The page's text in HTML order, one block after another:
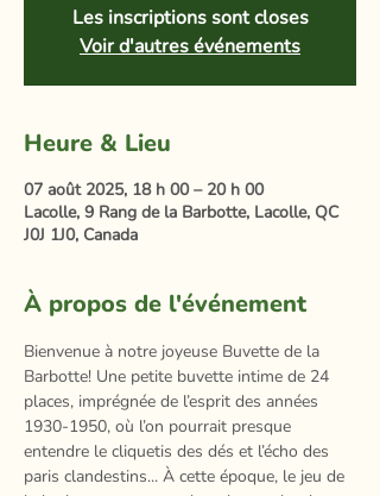
Les inscriptions sont closes
Voir d'autres événements
Heure & Lieu
07 août 2025, 18 h 00 – 20 h 00
Lacolle, 9 Rang de la Barbotte, Lacolle, QC
J0J 1J0, Canada
À propos de l'événement
Bienvenue à notre joyeuse Buvette de la
Barbotte! Une petite buvette intime de 24
places, imprégnée de l’esprit des années
1930-1950, où l’on pourrait presque
entendre le cliquetis des dés et l’écho des
paris clandestins... À cette époque, le jeu de